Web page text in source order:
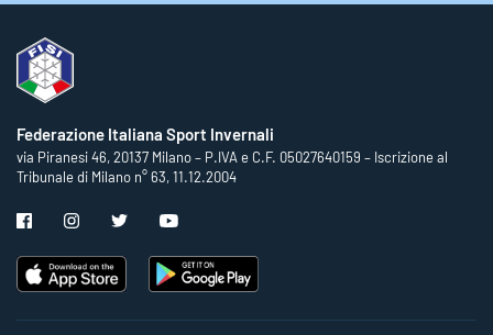
Federazione Italiana Sport Invernali
via Piranesi 46, 20137 Milano – P.IVA e C.F. 05027640159 – Iscrizione al
Tribunale di Milano n° 63, 11.12.2004